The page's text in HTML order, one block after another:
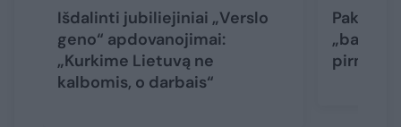
Išdalinti jubiliejiniai „Verslo
geno“ apdovanojimai:
„Kurkime Lietuvą ne
kalbomis, o darbais“